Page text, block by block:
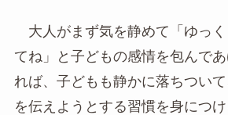
大人がまず気を静めて「ゆっ
てね」と子どもの感情を包んで
れば、子どもも静かに落ちつい
を伝えようとする習慣を身につ